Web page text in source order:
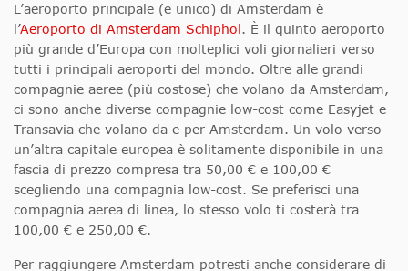
L’aeroporto principale (e unico) di Amsterdam è
l’Aeroporto di Amsterdam Schiphol. È il quinto aeroporto
più grande d’Europa con molteplici voli giornalieri verso
tutti i principali aeroporti del mondo. Oltre alle grandi
compagnie aeree (più costose) che volano da Amsterdam,
ci sono anche diverse compagnie low-cost come Easyjet e
Transavia che volano da e per Amsterdam. Un volo verso
un’altra capitale europea è solitamente disponibile in una
fascia di prezzo compresa tra 50,00 € e 100,00 €
scegliendo una compagnia low-cost. Se preferisci una
compagnia aerea di linea, lo stesso volo ti costerà tra
100,00 € e 250,00 €.
Per raggiungere Amsterdam potresti anche considerare di